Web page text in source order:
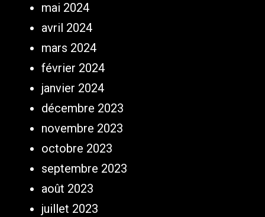
mai 2024
avril 2024
mars 2024
février 2024
janvier 2024
décembre 2023
novembre 2023
octobre 2023
septembre 2023
août 2023
juillet 2023